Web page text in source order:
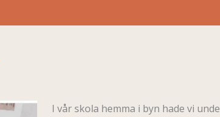
I vår skola hemma i byn hade vi